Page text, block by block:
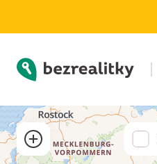
Bezrealitky
Přibližít